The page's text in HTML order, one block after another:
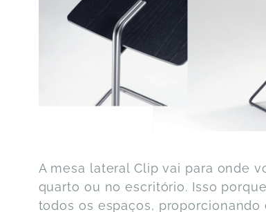
A mesa lateral Clip vai para onde
quarto ou no escritório. Isso
todos os espaços,